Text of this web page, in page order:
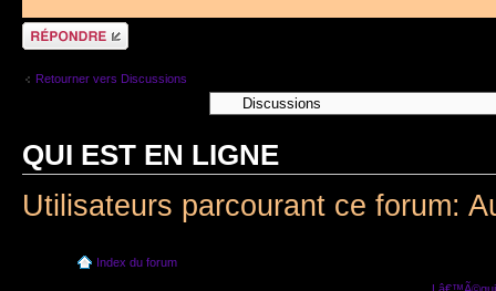
RÃ©pondre
Retourner vers Discussions
QUI EST EN LIGNE
Utilisateurs parcourant ce forum:
Index du forum